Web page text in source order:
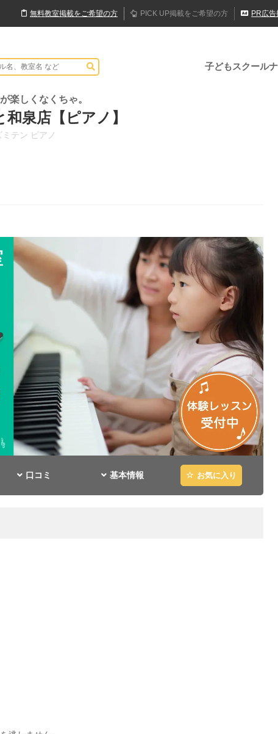
無料教室掲載をご希望の方 PICK UP掲載をご希望の方 PR広告
子どもスクール
楽しくなくちゃ。
泉店【ピアノ】
テン ピアノ
口コミ 基本情報 お気に入り